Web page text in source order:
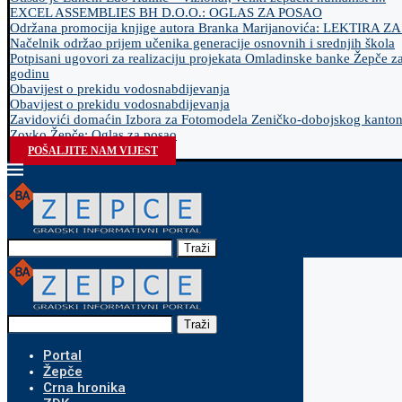
EXCEL ASSEMBLIES BH D.O.O.: OGLAS ZA POSAO
Održana promocija knjige autora Branka Marijanovića: LEKTIRA
Načelnik održao prijem učenika generacije osnovnih i srednjih škola
Potpisani ugovori za realizaciju projekata Omladinske banke Žepče
godinu
Obavijest o prekidu vodosnabdijevanja
Obavijest o prekidu vodosnabdijevanja
Zavidovići domaćin Izbora za Fotomodela Zeničko-dobojskog
Zovko Žepče: Oglas za posao
POŠALJITE NAM VIJEST
Traži
Traži
Portal
Žepče
Crna hronika